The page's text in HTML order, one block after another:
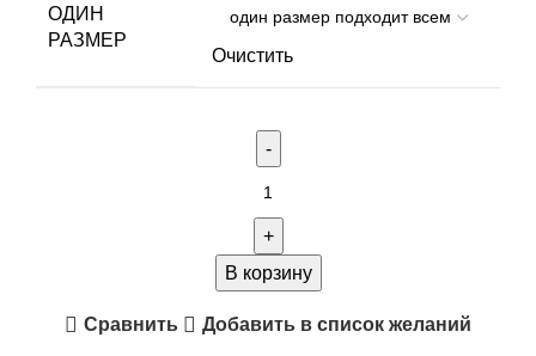
ОДИН
РАЗМЕР
Очистить
Figure
В корзину
Сравнить Добавить в список желаний